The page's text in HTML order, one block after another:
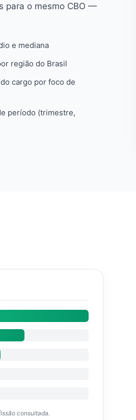
para o mesmo CBO —
e mediana
região do Brasil
cargo por foco de
período (trimestre,
consultada.